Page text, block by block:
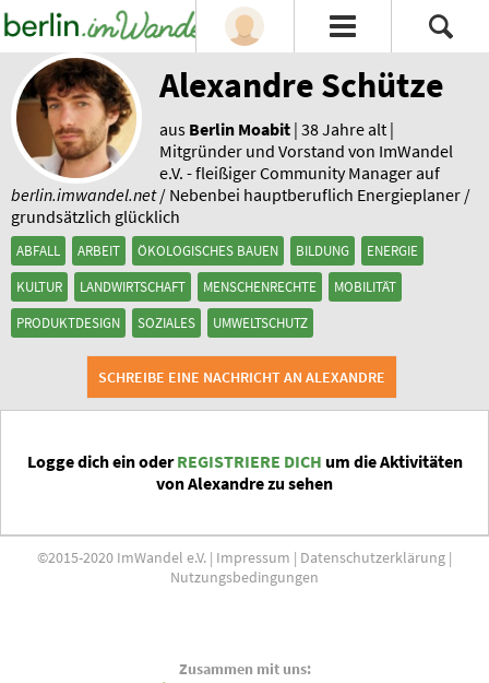
Alexandre Schütze
aus Berlin Moabit | 38 Jahre alt |
Mitgründer und Vorstand von ImWandel
e.V. - fleißiger Community Manager auf
berlin.imwandel.net/ Nebenbei hauptberuflich Energieplaner /
grundsätzlich glücklich
ABFALL ARBEIT ÖKOLOGISCHES BAUEN BILDUNG
ENERGIE
KULTUR
LANDWIRTSCHAFT MENSCHENRECHTE
MOBILITÄT
PRODUKTDESIGN
SOZIALES UMWELTSCHUTZ
SCHREIBE EINE NACHRICHT AN ALEXANDRE
Logge dich ein oderREGISTRIERE DICH um die Aktivitäten
von Alexandre zu sehen
©2015-2020 ImWandel e.V. | Impressum | Datenschutzerklärung |
Nutzungsbedingungen
Zusammen mit uns: